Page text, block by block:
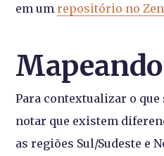
em um repositório no
Para contextualizar o que
notar que existem
as regiões Sul/Sudeste e